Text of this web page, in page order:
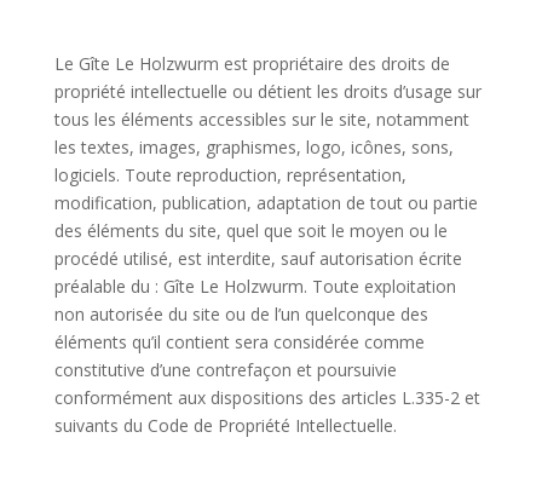
Le Gîte Le Holzwurm est propriétaire des droits de
propriété intellectuelle ou détient les droits d’usage sur
tous les éléments accessibles sur le site, notamment
les textes, images, graphismes, logo, icônes, sons,
logiciels. Toute reproduction, représentation,
modification, publication, adaptation de tout ou partie
des éléments du site, quel que soit le moyen ou le
procédé utilisé, est interdite, sauf autorisation écrite
préalable du : Gîte Le Holzwurm. Toute exploitation
non autorisée du site ou de l’un quelconque des
éléments qu’il contient sera considérée comme
constitutive d’une contrefaçon et poursuivie
conformément aux dispositions des articles L.335-2 et
suivants du Code de Propriété Intellectuelle.